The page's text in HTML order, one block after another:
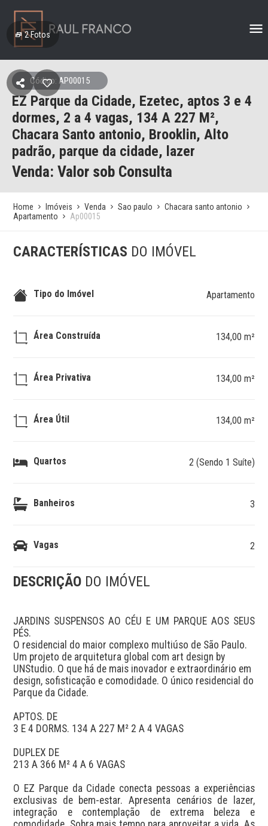
2Fotos
Código: AP00015
EZ Parque da Cidade, Ezetec, aptos 3 e 4
dormes, 2 a 4 vagas, 134 A 227 M²,
Chacara Santo antonio, Brooklin, Alto
padrão, parque da cidade, lazer
Venda: Valor sob Consulta
Home Imóveis Venda Sao paulo
Chacara santo antonio
Apartamento
Ap00015
CARACTERÍSTICAS DO IMÓVEL
Tipo do Imóvel Apartamento
Área Construída 134,00 m²
Área Privativa 134,00 m²
Área Útil 134,00 m²
Quartos 2 (Sendo 1 Suíte)
Banheiros 3
Vagas 2
DESCRIÇÃO DO IMÓVEL
JARDINS SUSPENSOS AO CÉU E UM PARQUE AOS SEUS
PÉS.
O residencial do maior complexo multiúso de São Paulo.
Um projeto de arquitetura global com art design by
UNStudio. O que há de mais inovador e extraordinário em
design, sofisticação e comodidade. O único residencial do
Parque da Cidade.
APTOS. DE
3 E 4 DORMS. 134 A 227 M² 2 A 4 VAGAS
DUPLEX DE
213 A 366 M² 4 A 6 VAGAS
O EZ Parque da Cidade conecta pessoas a experiências
exclusivas de bem-estar. Apresenta cenários de lazer,
integração e contemplação de extrema beleza e